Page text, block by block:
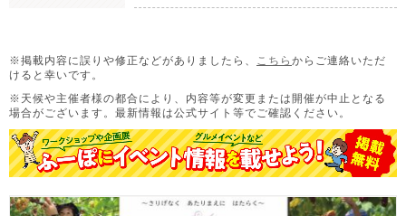
※掲載内容に誤りや修正などがありましたら、 こちら からご連絡いただ
けると幸いです。
※天候や主催者様の都合により、内容等が変更または開催が中止となる
場合がございます。 最新情報は公式サイト等でご確認ください。